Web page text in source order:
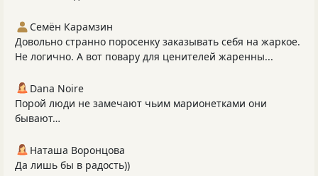
Семён Карамзин
Довольно странно поросенку заказывать себя на жаркое.
Не логично. А вот повару для ценителей жаренны...
Dana Noire
Порой люди не замечают чьим марионетками они
бывают…
Наташа Воронцова
Да лишь бы в радость))